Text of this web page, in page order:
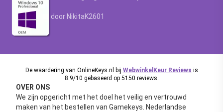
Waardering4.63
door NikitaK2601
De waardering van OnlineKeys.nl bij WebwinkelKeur Reviews is
8.9/10 gebaseerd op 5150 reviews.
OVER ONS
We zijn opgericht met het doel het veilig en vertrouwd
maken van het bestellen van Gamekeys. Nederlandse